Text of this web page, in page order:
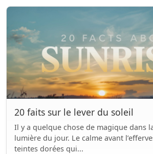
20 faits sur le lever du soleil
Il y a quelque chose de magique dans
lumière du jour. Le calme avant
teintes dorées qui...